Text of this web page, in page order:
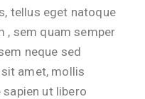
tellus eget natoque
, sem quam semper
neque sed
amet, mollis
ut libero